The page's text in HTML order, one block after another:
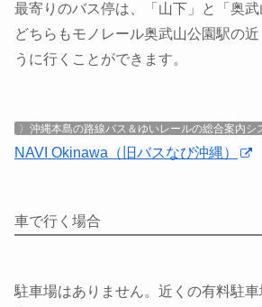
最寄りのバス停は、「山下」と「奥武
どちらもモノレール奥武山公園駅の
うに行くことができます。
〉沖縄本島の路線バス＆ゆいレールの総合案内シ
NAVI Okinawa（旧バスなび沖縄）
車で行く場合
駐車場はありません。近くの有料駐車